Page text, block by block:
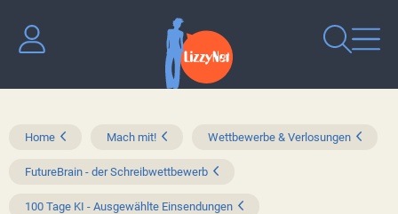
Home Mach mit! Wettbewerbe & Verlosungen
FutureBrain - der Schreibwettbewerb
100 Tage KI - Ausgewählte Einsendungen